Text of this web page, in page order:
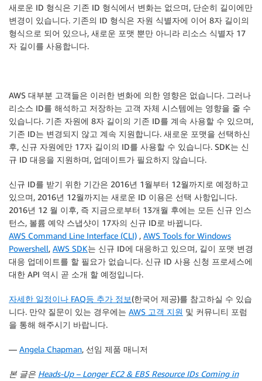
새로운 ID 형식은 기존 ID 형식에서 변화는 없으며, 단순히 길이에만
변경이 있습니다. 기존의 ID 형식은 자원 식별자에 이어 8자 길이의
형식으로 되어 있으나, 새로운 포맷 뿐만 아니라 리소스 식별자 17
자 길이를 사용합니다.
AWS 대부분 고객들은 이러한 변화에 의한 영향은 없습니다. 그러나
리소스 ID를 해석하고 저장하는 고객 자체 시스템에는 영향을 줄 수
있습니다. 기존 자원에 8자 길이의 기존 ID를 계속 사용할 수 있으며,
기존 ID는 변경되지 않고 계속 지원합니다. 새로운 포맷을 선택하신
후, 신규 자원에만 17자 길이의 ID를 사용할 수 있습니다. SDK는 신
규 ID 대응을 지원하며, 업데이트가 필요하지 않습니다.
신규 ID를 받기 위한 기간은 2016년 1월부터 12월까지로 예정하고
있으며, 2016년 12월까지는 새로운 ID 이용은 선택 사항입니다.
2016년 12 월 이후, 즉 지금으로부터 13개월 후에는 모든 신규 인스
턴스, 볼륨 예약 스냅샷이 17자의 신규 ID로 바뀝니다.
AWS Command Line Interface (CLI) , AWS Tools for Windows
Powershell, AWS SDK는 신규 ID에 대응하고 있으며, 길이 포맷 변경
대응 업데이트를 할 필요가 없습니다. 신규 ID 사용 신청 프로세스에
대한 API 역시 곧 소개 할 예정입니다.
자세한 일정이나 FAQ등 추가 정보(한국어 제공)를 참고하실 수 있습
니다. 만약 질문이 있는 경우에는 AWS 고객 지원 및 커뮤니티 포럼
을 통해 해주시기 바랍니다.
— Angela Chapman, 선임 제품 매니저
본 글은 Heads-Up – Longer EC2 & EBS Resource IDs Coming in